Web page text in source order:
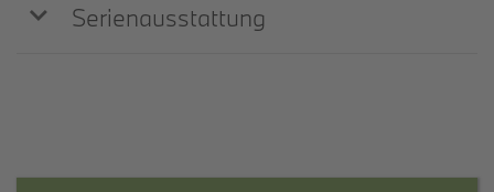
Serienausstattung